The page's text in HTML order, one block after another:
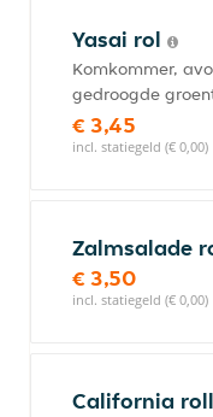
Yasai rol
Komkommer,
gedroogde
€ 3,45
incl. statiegeld (€ 0,00)
Zalmsalade
€ 3,50
incl. statiegeld (€ 0,00)
California roll